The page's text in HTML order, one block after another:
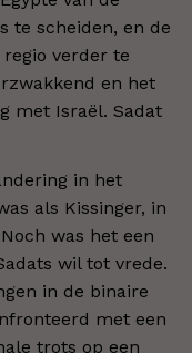
te scheiden, en de
verder te
en het
met Israël. Sadat
in het
als Kissinger, in
was het een
wil tot vrede.
in de binaire
met een
trots op een